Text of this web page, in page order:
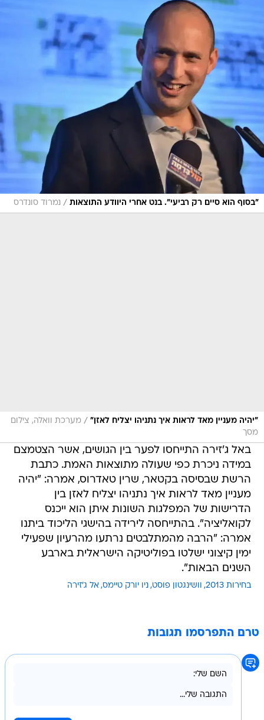
"בסוף הוא סיים רק רביעי". בנט אחרי היוודע התוצאות / נמרוד סונדרס
"יהיה מעניין מאד לראות איך נתניהו יצליח לאזן" / מערכת וואלה, צילום
מסך
באל ג'זירה התייחסו לפער בין הגושים, אשר הצטמצם
במידה ניכרת כפי שעולה מתוצאות האמת. כתבת
הרשת שבסיסה בקטאר, שרין טאדרוס, אמרה: "יהיה
מעניין מאד לראות איך נתניהו יצליח לאזן בין
הדרישות של המפלגות השונות איתן הוא ייכנס
לקואליציה". בהתייחסה לירידה בהישגי הליכוד ביתנו
אמרה: "הרבה מהמתלבטים נרתעו מהרעיון שפעילי
ימין קיצוני ישלטו בפוליטיקה הישראלית בארבע
השנים הבאות".
בחירות 2013 וושינגטון פוסט ניו יורק טיימס אל ג'זירה
טרם התפרסמו תגובות